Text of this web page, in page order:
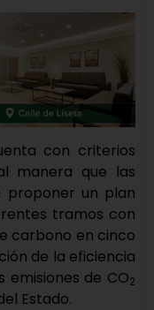
con criterios
manera que las
proponer un plan
tramos con
carbono en cinco
de la eficiencia
de CO2
Estado.